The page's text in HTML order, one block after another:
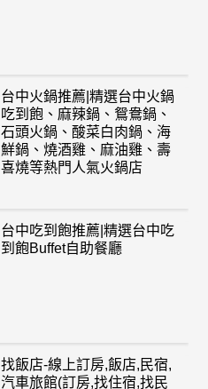
台中火鍋推薦|精選台中火鍋
吃到飽、麻辣鍋、鴛鴦鍋、
石頭火鍋、酸菜白肉鍋、海
鮮鍋、燒酒雞、麻油雞、壽
喜燒等熱門人氣火鍋店
台中吃到飽推薦|精選台中吃
到飽Buffet自助餐廳
找飯店-線上訂房,飯店,民宿,
汽車旅館(訂房,找住宿,找民